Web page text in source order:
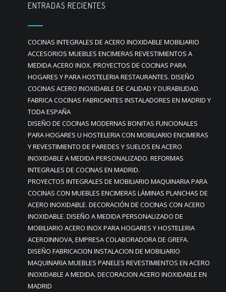
ENTRADAS RECIENTES
COCINAS INTEGRALES DE ACERO INOXIDABLE MOBILIARIO
ACCESORIOS MUEBLES ENCIMERAS REVESTIMIENTOS A
MEDIDA ACERO INOX. PROYECTOS DE COCINAS PARA
HOGARES Y PARA HOSTELERIA RESTAURANTES. DISEÑO
COCINAS ACERO INOXIDABLE DE CALIDAD Y DURABILIDAD.
FABRICA COCINAS FABRICANTES INSTALADORES EN MADRID Y
TODA ESPAÑA
DISEÑO DE COCINAS MODERNAS BONITAS FUNCIONALES
PARA HOGARES U HOSTELERIA CON MOBILIARIO ENCIMERAS
Y REVESTIMIENTO DE PAREDES Y SUELOS EN ACERO
INOXIDABLE A MEDIDA PERSONALIZADO. REFORMAS
INTEGRALES DE COCINAS EN MADRID.
PROYECTOS INTEGRALES DE MOBILIARIO MAQUINARIA PARA
COCINAS CON MUEBLES ENCIMERAS LÁMINAS PLANCHAS DE
ACERO INOXIDABLE. DECORACIÓN DE COCINAS CON ACERO
INOXIDABLE. DISEÑO A MEDIDA PERSONALIZADO DE
MOBILIARIO ACERO INOX PARA HOGARES Y HOSTELERIA
ACEROINNOVA, EMPRESA COLABORADORA DE GREFA.
DISEÑO FABRICACION INSTALACION DE MOBILIARIO
MAQUINARIA MUEBLES PANELES REVESTIMIENTOS EN ACERO
INOXIDABLE A MEDIDA. DECORACION ACERO INOXIDABLE EN
MADRID